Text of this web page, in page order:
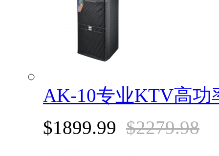
AK-10专业KTV高功
$1899.99 $2279.98